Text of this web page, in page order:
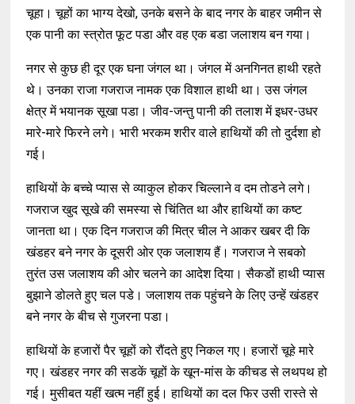
चूहा। चूहों का भाग्य देखो, उनके बसने के बाद नगर के बाहर जमीन से
एक पानी का स्त्रोत फूट पडा और वह एक बडा जलाशय बन गया।
नगर से कुछ ही दूर एक घना जंगल था। जंगल में अनगिनत हाथी रहते
थे। उनका राजा गजराज नामक एक विशाल हाथी था। उस जंगल
क्षेत्र में भयानक सूखा पडा। जीव-जन्तु पानी की तलाश में इधर-उधर
मारे-मारे फिरने लगे। भारी भरकम शरीर वाले हाथियों की तो दुर्दशा हो
गई।
हाथियों के बच्चे प्यास से व्याकुल होकर चिल्लाने व दम तोडने लगे।
गजराज खुद सूखे की समस्या से चिंतित था और हाथियों का कष्ट
जानता था। एक दिन गजराज की मित्र चील ने आकर खबर दी कि
खंडहर बने नगर के दूसरी ओर एक जलाशय हैं। गजराज ने सबको
तुरंत उस जलाशय की ओर चलने का आदेश दिया। सैकडों हाथी प्यास
बुझाने डोलते हुए चल पडे। जलाशय तक पहुंचने के लिए उन्हें खंडहर
बने नगर के बीच से गुजरना पडा।
हाथियों के हजारों पैर चूहों को रौंदते हुए निकल गए। हजारों चूहे मारे
गए। खंडहर नगर की सडकें चूहों के खून-मांस के कीचड से लथपथ हो
गई। मुसीबत यहीं खत्म नहीं हुई। हाथियों का दल फिर उसी रास्ते से